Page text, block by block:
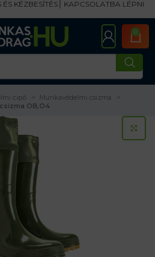
ÉS KÉZBESÍTÉS KAPCSOLATBA LÉPNI
0
cipő
Munkavédelmi csizma
OB,O4